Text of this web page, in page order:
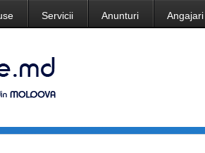
Servicii Anunturi Angajari